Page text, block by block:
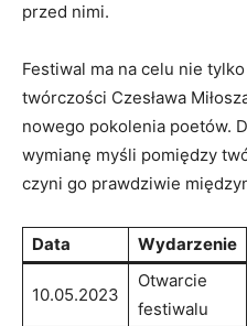
przed ​nimi.
Festiwal ma na celu nie​
twórczości Czesława
nowego pokolenia poetów.
wymianę myśli ⁤pomiędzy
czyni go prawdziwie
Data Wydarzenie
10.05.2023
Otwarcie
festiwalu